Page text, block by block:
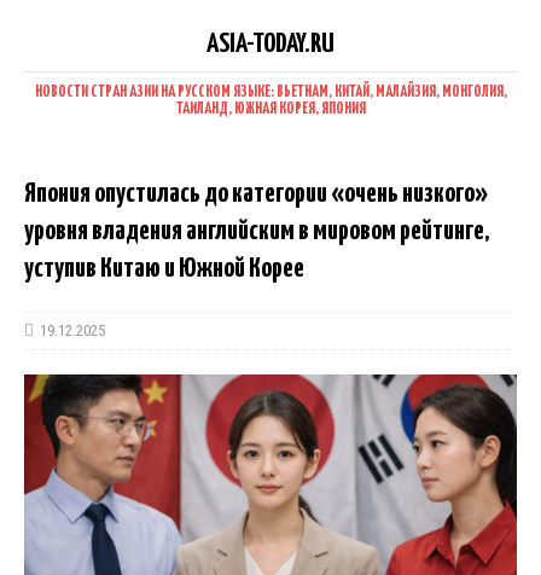
ASIA-TODAY.RU
НОВОСТИ СТРАН АЗИИ НА РУССКОМ ЯЗЫКЕ: ВЬЕТНАМ, КИТАЙ, МАЛАЙЗИЯ, МОНГОЛИЯ,
ТАИЛАНД, ЮЖНАЯ КОРЕЯ, ЯПОНИЯ
Япония опустилась до категории «очень низкого»
уровня владения английским в мировом рейтинге,
уступив Китаю и Южной Корее
19.12.2025